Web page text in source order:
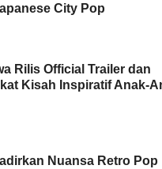
City Pop
Rilis Official Trailer dan
Kisah Inspiratif Anak-
Nuansa Retro Pop